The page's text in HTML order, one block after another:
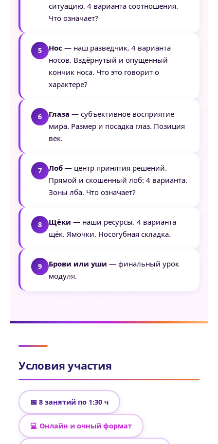
ситуацию. 4 варианта соотношения.
Что означает?
Нос — наш разведчик. 4 варианта
носов. Вздёрнутый и опущенный
кончик носа. Что это говорит о
характере?
Глаза — субъективное восприятие
мира. Размер и посадка глаз. Позиция
век.
Лоб — центр принятия решений.
Прямой и скошенный лоб: 4 варианта.
Зоны лба. Что означает?
Щёки — наши ресурсы. 4 варианта
щёк. Ямочки. Носогубная складка.
Брови или уши — финальный урок
модуля.
Условия участия
📅 8 занятий по 1:30 ч
💻 Онлайн и очный формат